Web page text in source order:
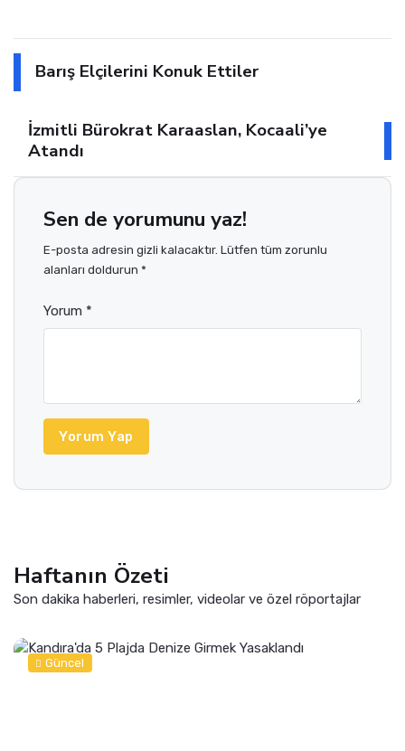
Barış Elçilerini Konuk Ettiler
İzmitli Bürokrat Karaaslan, Kocaali’ye
Atandı
Sen de yorumunu yaz!
E-posta adresin gizli kalacaktır. Lütfen tüm zorunlu
alanları doldurun *
Yorum *
Yorum Yap
Haftanın Özeti
Son dakika haberleri, resimler, videolar ve özel röportajlar
Güncel